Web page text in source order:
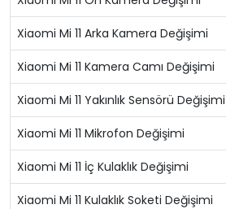
Xiaomi Mi 11 Arka Kamera Değişimi
Xiaomi Mi 11 Kamera Camı Değişimi
Xiaomi Mi 11 Yakınlık Sensörü Değişimi
Xiaomi Mi 11 Mikrofon Değişimi
Xiaomi Mi 11 İç Kulaklık Değişimi
Xiaomi Mi 11 Kulaklık Soketi Değişimi